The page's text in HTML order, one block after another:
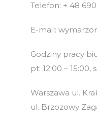
Telefon: + 48
E-mail:
Godziny pracy
pt: 12:00 –
Warszawa ul.
ul. Brzozowy